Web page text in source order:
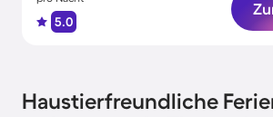
5.0
Haustierfreundliche